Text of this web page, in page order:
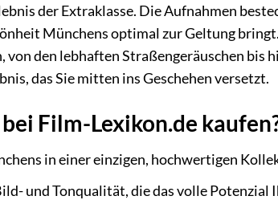
der Extraklasse. Die Aufnahmen
Münchens optimal zur Geltung
den lebhaften Straßengeräuschen bis
das Sie mitten ins Geschehen versetzt.
Film-Lexikon.de
in einer einzigen, hochwertigen
und Tonqualität, die das volle Potenzial